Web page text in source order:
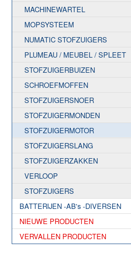
MACHINEWARTEL
MOPSYSTEEM
NUMATIC STOFZUIGERS
PLUMEAU / MEUBEL / SPLEET
STOFZUIGERBUIZEN
SCHROEFMOFFEN
STOFZUIGERSNOER
STOFZUIGERMONDEN
STOFZUIGERMOTOR
STOFZUIGERSLANG
STOFZUIGERZAKKEN
VERLOOP
STOFZUIGERS
BATTERIJEN -AB's -DIVERSEN
NIEUWE PRODUCTEN
VERVALLEN PRODUCTEN